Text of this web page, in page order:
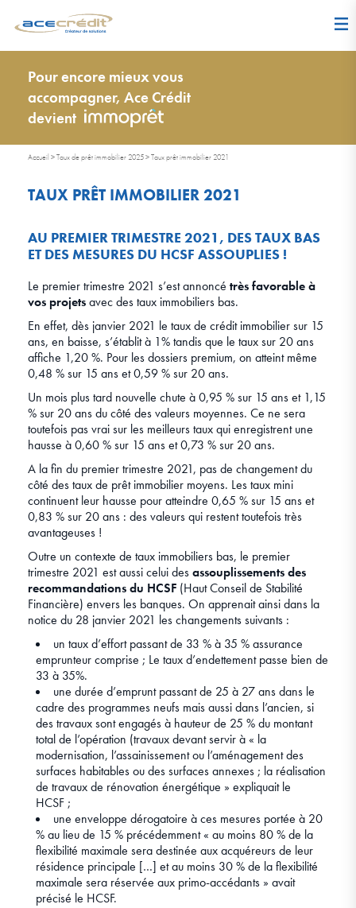
Pour encore mieux vous
accompagner, Ace Crédit
devient
Accueil >Taux de prêt immobilier 2025>Taux prêt immobilier 2021
TAUX PRÊT IMMOBILIER 2021
AU PREMIER TRIMESTRE 2021, DES TAUX BAS
ET DES MESURES DU HCSF ASSOUPLIES !
Le premier trimestre 2021 s’est annoncé très favorable à
vos projetsavec des taux immobiliers bas.
En effet, dès janvier 2021 le taux de crédit immobilier sur 15
ans, en baisse, s’établit à 1% tandis que le taux sur 20 ans
affiche 1,20 %. Pour les dossiers premium, on atteint même
0,48 % sur 15 ans et 0,59 % sur 20 ans.
Un mois plus tard nouvelle chute à 0,95 % sur 15 ans et 1,15
% sur 20 ans du côté des valeurs moyennes. Ce ne sera
toutefois pas vrai sur les meilleurs taux qui enregistrent une
hausse à 0,60 % sur 15 ans et 0,73 % sur 20 ans.
A la fin du premier trimestre 2021, pas de changement du
côté des taux de prêt immobilier moyens. Les taux mini
continuent leur hausse pour atteindre 0,65 % sur 15 ans et
0,83 % sur 20 ans : des valeurs qui restent toutefois très
avantageuses !
Outre un contexte de taux immobiliers bas, le premier
trimestre 2021 est aussi celui desassouplissements des
recommandations du HCSF (Haut Conseil de Stabilité
Financière) envers les banques. On apprenait ainsi dans la
notice du 28 janvier 2021 les changements suivants :
un taux d’effort passant de 33 % à 35 % assurance
emprunteur comprise ; Le taux d’endettement passe bien de
33 à 35%.
une durée d’emprunt passant de 25 à 27 ans dans le
cadre des programmes neufs mais aussi dans l’ancien, si
des travaux sont engagés à hauteur de 25 % du montant
total de l’opération (travaux devant servir à « la
modernisation, l’assainissement ou l’aménagement des
surfaces habitables ou des surfaces annexes ; la réalisation
de travaux de rénovation énergétique » expliquait le
HCSF ;
une enveloppe dérogatoire à ces mesures portée à 20
% au lieu de 15 % précédemment « au moins 80 % de la
flexibilité maximale sera destinée aux acquéreurs de leur
résidence principale […] et au moins 30 % de la flexibilité
maximale sera réservée aux primo-accédants » avait
précisé le HCSF.